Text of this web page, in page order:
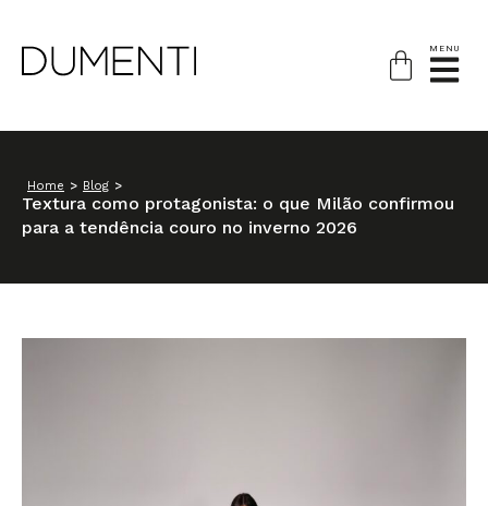
MENU
Home > Blog >
Textura como protagonista: o que Milão confirmou
para a tendência couro no inverno 2026